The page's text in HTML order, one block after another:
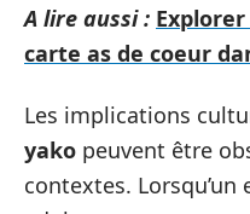
A lire aussi :
carte as de coeur
Les implications
yako peuvent être
contextes. Lorsqu’un